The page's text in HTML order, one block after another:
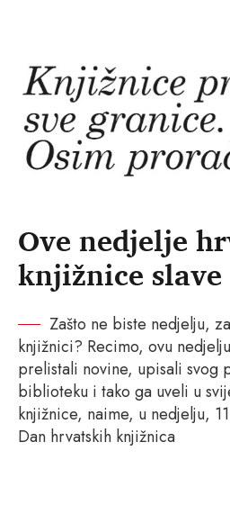
Ove nedjelje
knjižnice
Zašto ne biste nedjelju,
knjižnici? Recimo, ovu
prelistali novine, upisali svog
biblioteku i tako ga uveli u
knjižnice, naime, u nedjelju,
Dan hrvatskih knjižnica